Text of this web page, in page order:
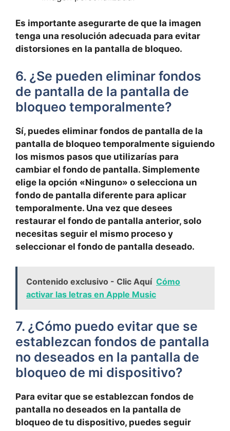
Es importante asegurarte de que la imagen
tenga‍ una resolución adecuada para evitar
‍distorsiones en la pantalla de bloqueo.
6. ¿Se pueden eliminar fondos
de pantalla de la pantalla de
bloqueo ‍temporalmente?
Sí, puedes⁢ eliminar fondos de pantalla de la
pantalla de bloqueo‌ temporalmente siguiendo
los mismos ⁤pasos que utilizarías para ​
cambiar el fondo de pantalla. Simplemente
elige la opción «Ninguno» o selecciona un
fondo de pantalla diferente para aplicar
temporalmente. Una vez que desees
restaurar ‍el fondo‌ de pantalla ‌anterior, solo
necesitas⁢ seguir el mismo proceso y
seleccionar el fondo de pantalla deseado.
Contenido exclusivo - Clic Aquí Cómo
activar las letras en Apple Music
7. ¿Cómo‌ puedo evitar ⁢que se
establezcan fondos de pantalla
no deseados en la‌ pantalla de
bloqueo de mi dispositivo?
Para evitar que se establezcan fondos de
pantalla no deseados ‍en la pantalla de
bloqueo de ⁣tu dispositivo,‍ puedes seguir